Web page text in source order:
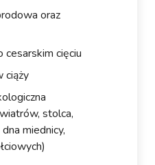
oraz
cesarskim cięciu
ciąży
stolca,
miednicy,